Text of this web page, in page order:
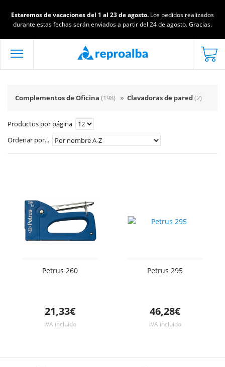
Estaremos de vacaciones del 1 al 23 de agosto. Los pedidos realizados
durante estas fechas serán enviados a partir del 24 de agosto. Gracias.
Complementos de Oficina (198) » Clavadoras de pared(2)
Productos por página
Ordenar por...
Petrus 260
21,33€
IVA incluido
Petrus 295
46,28€
IVA incluido